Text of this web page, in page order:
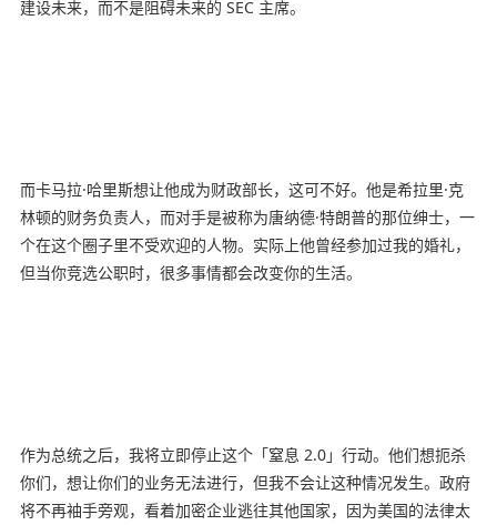
建设未来，而不是阻碍未来的 SEC 主席。
而卡马拉·哈里斯想让他成为财政部长，这可不好。他是希拉里·克
林顿的财务负责人，而对手是被称为唐纳德·特朗普的那位绅士，一
个在这个圈子里不受欢迎的人物。实际上他曾经参加过我的婚礼，
但当你竞选公职时，很多事情都会改变你的生活。
作为总统之后，我将立即停止这个「窒息 2.0」行动。他们想扼杀
你们，想让你们的业务无法进行，但我不会让这种情况发生。政府
将不再袖手旁观，看着加密企业逃往其他国家，因为美国的法律太